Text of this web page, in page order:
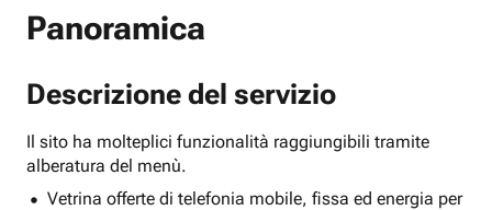
Panoramica
Descrizione del servizio
Il sito ha molteplici funzionalità raggiungibili tramite
alberatura del menù.
Vetrina offerte di telefonia mobile, fissa ed energia per